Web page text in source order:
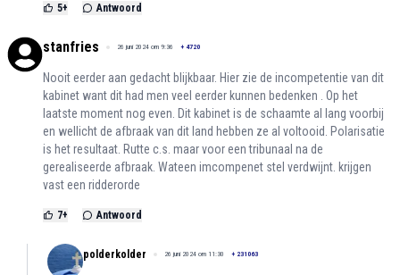
5+ Antwoord
stanfries 26 juni 2024 om 9:36 + 4720
Nooit eerder aan gedacht blijkbaar. Hier zie de incompetentie van dit
kabinet want dit had men veel eerder kunnen bedenken . Op het
laatste moment nog even. Dit kabinet is de schaamte al lang voorbij
en wellicht de afbraak van dit land hebben ze al voltooid. Polarisatie
is het resultaat. Rutte c.s. maar voor een tribunaal na de
gerealiseerde afbraak. Wateen imcompenet stel verdwijnt. krijgen
vast een ridderorde
7+ Antwoord
polderkolder 26 juni 2024 om 11:30 + 231063